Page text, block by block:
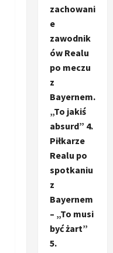
zachowani
e
zawodnik
ów Realu
po meczu
z
Bayernem.
„To jakiś
absurd” 4.
Piłkarze
Realu po
spotkaniu
z
Bayernem
– „To musi
być żart”
5.